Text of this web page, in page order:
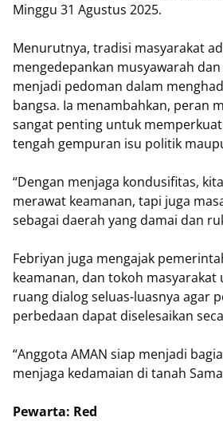
Minggu 31 Agustus 2025.
Menurutnya, tradisi masyarakat
mengedepankan musyawarah
menjadi pedoman dalam
bangsa. Ia menambahkan, peran
sangat penting untuk
tengah gempuran isu politik
“Dengan menjaga kondusifitas,
merawat keamanan, tapi juga
sebagai daerah yang damai dan
Febriyan juga mengajak
keamanan, dan tokoh masyarakat
ruang dialog seluas-luasnya agar
perbedaan dapat diselesaikan
“Anggota AMAN siap menjadi
menjaga kedamaian di tanah
Pewarta: Red